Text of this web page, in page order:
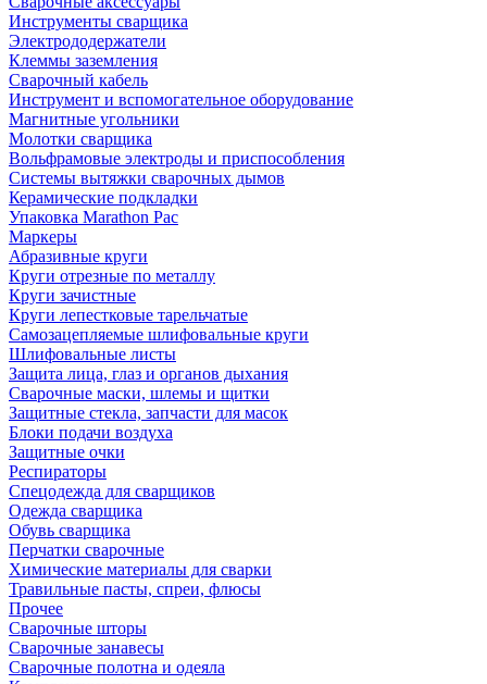
Инструменты сварщика
Электрододержатели
Клеммы заземления
Сварочный кабель
Инструмент и вспомогательное оборудование
Магнитные угольники
Молотки сварщика
Вольфрамовые электроды и приспособления
Системы вытяжки сварочных дымов
Керамические подкладки
Упаковка Marathon Pac
Маркеры
Абразивные круги
Круги отрезные по металлу
Круги зачистные
Круги лепестковые тарельчатые
Самозацепляемые шлифовальные круги
Шлифовальные листы
Защита лица, глаз и органов дыхания
Сварочные маски, шлемы и щитки
Защитные стекла, запчасти для масок
Блоки подачи воздуха
Защитные очки
Респираторы
Спецодежда для сварщиков
Одежда сварщика
Обувь сварщика
Перчатки сварочные
Химические материалы для сварки
Травильные пасты, спреи, флюсы
Прочее
Сварочные шторы
Сварочные занавесы
Сварочные полотна и одеяла